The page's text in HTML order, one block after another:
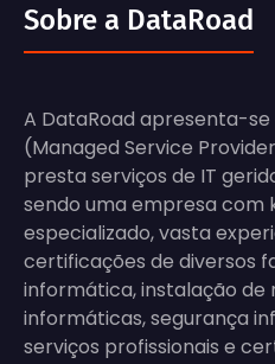
Sobre a DataRoad
A DataRoad apresenta-se
(Managed Service
presta serviços de IT
sendo uma empresa com
especializado, vasta
certificações de diversos
informática, instalação de
informáticas, segurança
serviços profissionais e